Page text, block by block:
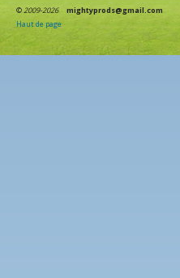
©2009-2026
mightyprods@gmail.com
Haut de page